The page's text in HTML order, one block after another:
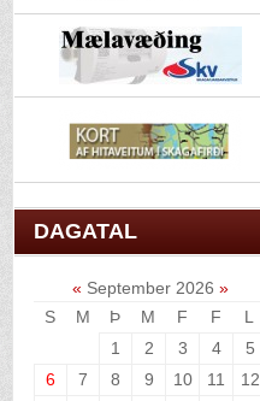
DAGATAL
« September 2026 »
S
M Þ M F F
L
1
2 3 4
5
6
7 8 9 10 11
12